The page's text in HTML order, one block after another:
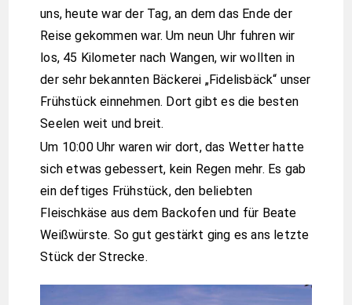
uns, heute war der Tag, an dem das Ende der
Reise gekommen war. Um neun Uhr fuhren wir
los, 45 Kilometer nach Wangen, wir wollten in
der sehr bekannten Bäckerei „Fidelisbäck“ unser
Frühstück einnehmen. Dort gibt es die besten
Seelen weit und breit.
Um 10:00 Uhr waren wir dort, das Wetter hatte
sich etwas gebessert, kein Regen mehr. Es gab
ein deftiges Frühstück, den beliebten
Fleischkäse aus dem Backofen und für Beate
Weißwürste. So gut gestärkt ging es ans letzte
Stück der Strecke.